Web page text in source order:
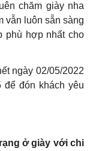
chăm giày nha
vẫn luôn sẵn sàng
phù hợp nhất cho
ngày 02/05/2022
đón khách yêu
ở giày với chi